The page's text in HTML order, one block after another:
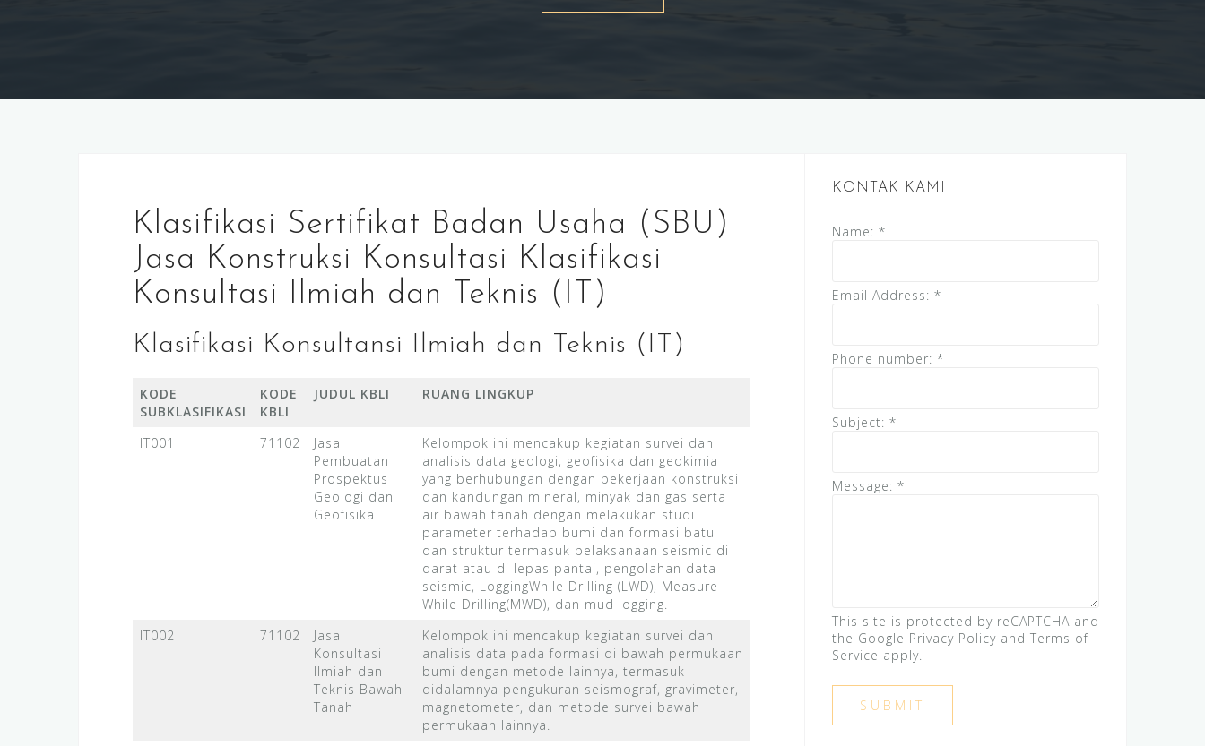
Klasifikasi Sertifikat Badan Usaha (SBU)
Jasa Konstruksi Konsultasi Klasifikasi
Konsultasi Ilmiah dan Teknis (IT)
Klasifikasi Konsultansi Ilmiah dan Teknis (IT)
KODE
SUBKLASIFIKASI
KODE
KBLI
JUDUL KBLI RUANG LINGKUP
IT001 71102
Jasa
Pembuatan
Prospektus
Geologi dan
Geofisika
Kelompok ini mencakup kegiatan survei dan
analisis data geologi, geofisika dan geokimia
yang berhubungan dengan pekerjaan konstruksi
dan kandungan mineral, minyak dan gas serta
air bawah tanah dengan melakukan studi
parameter terhadap bumi dan formasi batu
dan struktur termasuk pelaksanaan seismic di
darat atau di lepas pantai, pengolahan data
seismic, LoggingWhile Drilling (LWD), Measure
While Drilling(MWD), dan mud logging.
IT002
71102
Jasa
Konsultasi
Ilmiah dan
Teknis Bawah
Tanah
Kelompok ini mencakup kegiatan survei dan
analisis data pada formasi di bawah permukaan
bumi dengan metode lainnya, termasuk
didalamnya pengukuran seismograf, gravimeter,
magnetometer, dan metode survei bawah
permukaan lainnya.
KONTAK KAMI
Name: *
Email Address: *
Phone number: *
Subject: *
Message: *
This site is protected by reCAPTCHA and
the Google Privacy Policy and Terms of
Service apply.